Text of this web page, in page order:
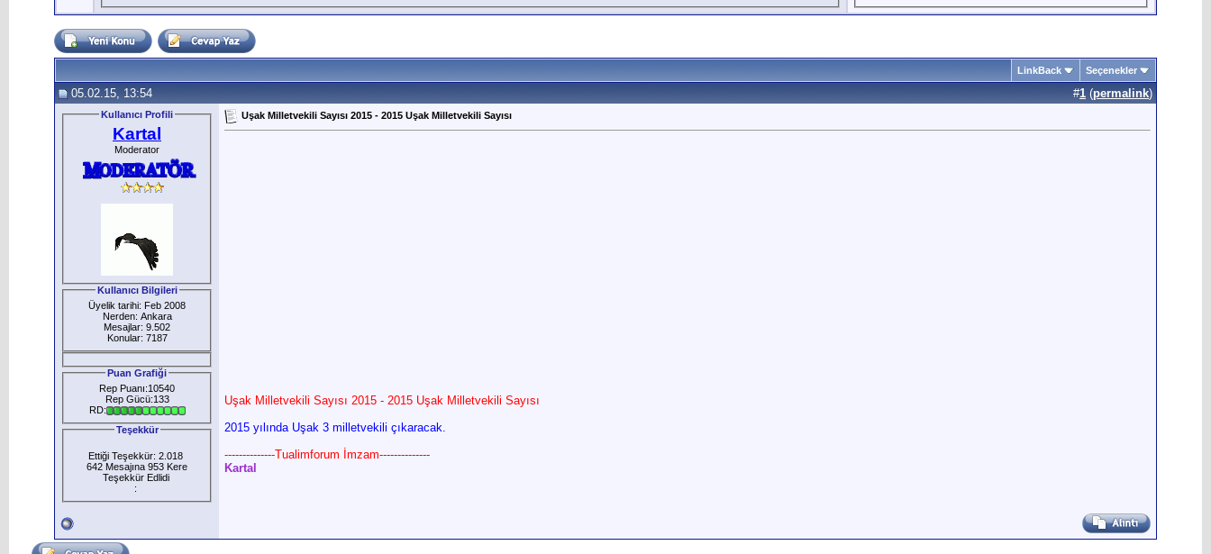
LinkBack Seçenekler
05.02.15, 13:54 #1 (permalink)
Kullanıcı Profili
Kartal
Moderator
Kullanıcı Bilgileri
Üyelik tarihi: Feb 2008
Nerden: Ankara
Mesajlar: 9.502
Konular: 7187
Puan Grafiği
Rep Puanı:10540
Rep Gücü:133
RD:
Teşekkür
Ettiği Teşekkür: 2.018
642 Mesajına 953 Kere
Teşekkür Edlidi
:
Uşak Milletvekili Sayısı 2015 - 2015 Uşak Milletvekili Sayısı
Uşak Milletvekili Sayısı 2015 - 2015 Uşak Milletvekili Sayısı
2015 yılında Uşak 3 milletvekili çıkaracak.
--------------Tualimforum İmzam--------------
Kartal